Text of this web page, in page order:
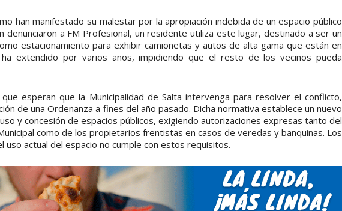
han manifestado su malestar por la apropiación indebida de un espacio público
denunciaron a FM Profesional, un residente utiliza este lugar, destinado a ser un
estacionamiento para exhibir camionetas y autos de alta gama que están en
extendido por varios años, impidiendo que el resto de los vecinos pueda
esperan que la Municipalidad de Salta intervenga para resolver el conflicto,
de una Ordenanza a fines del año pasado. Dicha normativa establece un nuevo
y concesión de espacios públicos, exigiendo autorizaciones expresas tanto del
como de los propietarios frentistas en casos de veredas y banquinas. Los
uso actual del espacio no cumple con estos requisitos.